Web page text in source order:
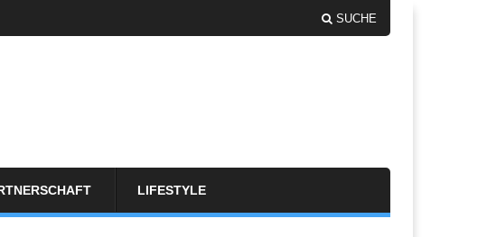
SUCHE
LIFESTYLE